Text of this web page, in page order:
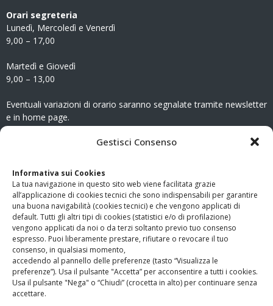
Gestisci Consenso
Informativa sui Cookies
La tua navigazione in questo sito web viene facilitata grazie
all’applicazione di cookies tecnici che sono indispensabili per garantire
una buona navigabilità (cookies tecnici) e che vengono applicati di
default. Tutti gli altri tipi di cookies (statistici e/o di profilazione)
vengono applicati da noi o da terzi soltanto previo tuo consenso
espresso. Puoi liberamente prestare, rifiutare o revocare il tuo
consenso, in qualsiasi momento,
accedendo al pannello delle preferenze (tasto “Visualizza le
preferenze”). Usa il pulsante "Accetta” per acconsentire a tutti i cookies.
Usa il pulsante "Nega" o “Chiudi” (crocetta in alto) per continuare senza
accettare.
Orari segreteria
Lunedì, Mercoledì e Venerdì
9,00 – 17,00
Martedì e Giovedì
9,00 – 13,00
Eventuali variazioni di orario saranno segnalate tramite newsletter
e in home page.
www.odg.toscana.it – testata registrata presso il Tribunale di
Firenze al nr. 5208 dell’ 08.10.2002. Direttore responsabile:
Giampaolo Marchini – C.F. 80005790482
LINK UTILI
PagoPA
Privacy Policy